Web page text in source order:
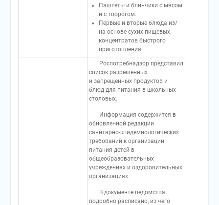
Паштеты и блинчики с мясом
и с творогом.
Первые и вторые блюда из/
на основе сухих пищевых
концентратов быстрого
приготовления.
Роспотребнадзор представил
список разрешенных
и запрещенных продуктов и
блюд для питания в школьных
столовых.
Информация содержится в
обновленной редакции
санитарно-эпидемиологических
требований к организации
питания детей в
общеобразовательных
учреждениях и оздоровительных
организациях.
В документе ведомства
подробно расписано, из чего